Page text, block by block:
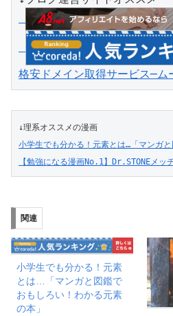
格安ドメイン取得サービス─ム
↓理系オススメの漫画
小学生でも分かる！元素とは…「マンガ
【勉強になる漫画No.1】Dr.STONEメッ
関連
小学生でも分かる！元素
とは…「マンガと図鑑で
おもしろい！わかる元素
の本」